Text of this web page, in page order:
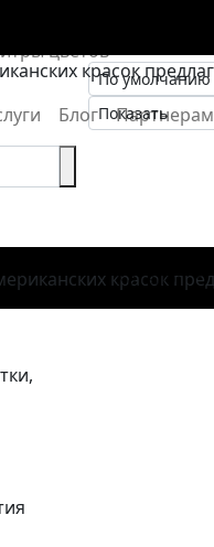
цветов
Блог Партнерам
Каталог